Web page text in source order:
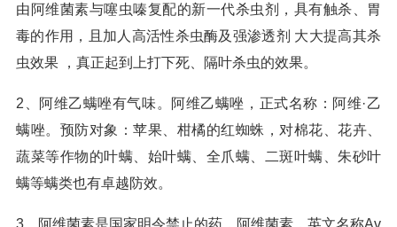
由阿维菌素与噻虫嗪复配的新一代杀虫剂，具有触杀、胃
毒的作用，且加人高活性杀虫酶及强渗透剂 大大提高其杀
虫效果 ，真正起到上打下死、隔叶杀虫的效果。
2、阿维乙螨唑有气味。阿维乙螨唑，正式名称：阿维·乙
螨唑。预防对象：苹果、柑橘的红蜘蛛，对棉花、花卉、
蔬菜等作物的叶螨、始叶螨、全爪螨、二斑叶螨、朱砂叶
螨等螨类也有卓越防效。
3、阿维菌素是国家明令禁止的药，阿维菌素，英文名称Av